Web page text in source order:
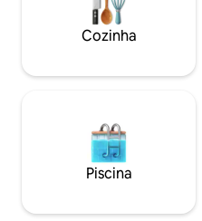
Fornecemos mapas, livros
pacotes de caminhada,
cadeados, suprimentos de
Adoramos Montana e
Cozinha
Piscina